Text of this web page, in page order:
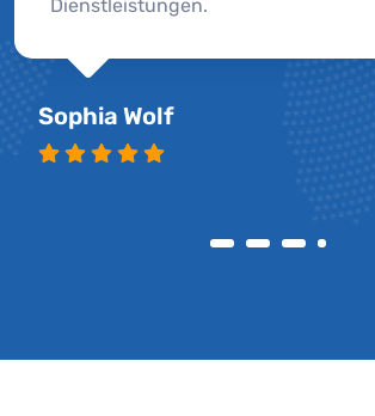
Dienstleistungen.
Sophia Wolf